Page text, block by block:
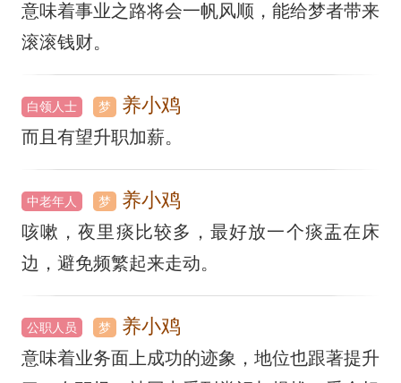
意味着事业之路将会一帆风顺，能给梦者带来
滚滚钱财。
白领人士 梦 养小鸡
而且有望升职加薪。
中老年人 梦 养小鸡
咳嗽，夜里痰比较多，最好放一个痰盂在床
边，避免频繁起来走动。
公职人员 梦 养小鸡
意味着业务面上成功的迹象，地位也跟著提升